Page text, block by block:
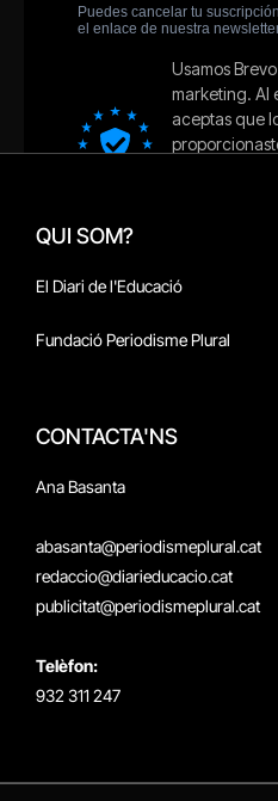
QUI SOM?
El Diari de l'Educació
Fundació Periodisme Plural
CONTACTA'NS
Ana Basanta
abasanta@periodismeplural.cat
redaccio@diarieducacio.cat
publicitat@periodismeplural.cat
Telèfon:
932 311 247